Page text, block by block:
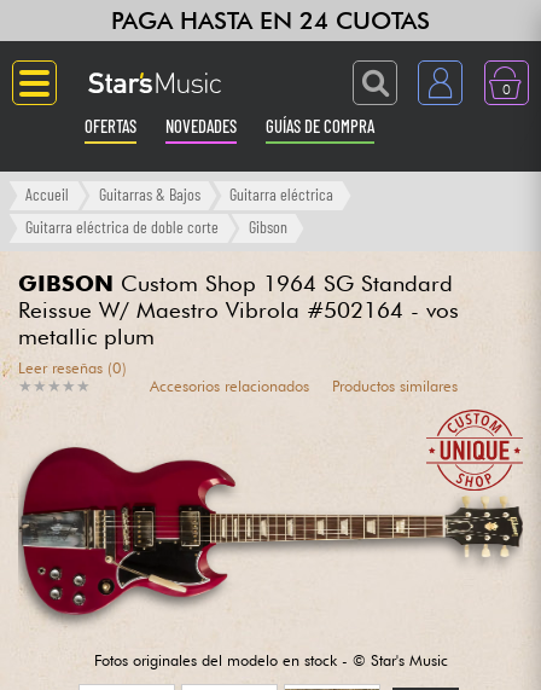
PAGA HASTA EN 24 CUOTAS
0
OFERTAS NOVEDADES GUÍAS DE COMPRA
Langue
Ampli & Efectos
Pianos
Grabación
Auriculares
Micros
Accueil Guitarras & Bajos
Guitarra eléctrica
Guitarra eléctrica de doble corte
Gibson
GIBSON Custom Shop 1964 SG Standard
Reissue W/ Maestro Vibrola #502164 - vos
metallic plum
★ ★ ★ ★ ★
★ ★ ★ ★ ★
Leer reseñas (0)
Accesorios relacionados
Productos similares
Fotos originales del modelo en stock - © Star's Music